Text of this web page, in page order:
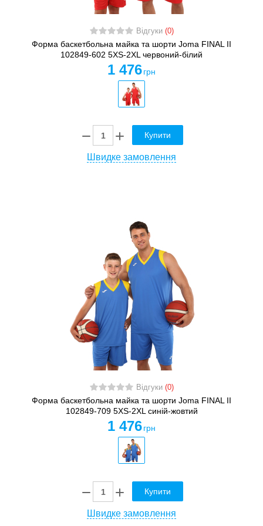
Відгуки (0)
Форма баскетбольна майка та шорти Joma FINAL II
102849-602 5XS-2XL червоний-білий
1 476 грн
Купити
Швидке замовлення
Відгуки (0)
Форма баскетбольна майка та шорти Joma FINAL II
102849-709 5XS-2XL синій-жовтий
1 476 грн
Купити
Швидке замовлення